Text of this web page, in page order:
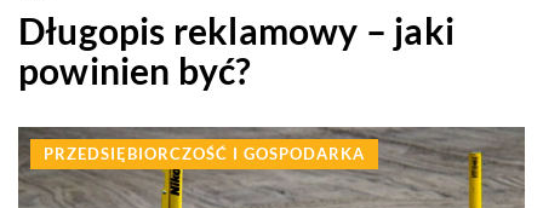
Długopis reklamowy – jaki
powinien być?
PRZEDSIĘBIORCZOŚĆ I GOSPODARKA